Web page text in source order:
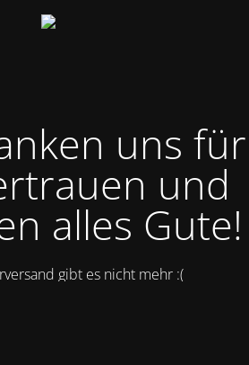
uns für
und
alles Gute!
gibt es nicht mehr :(